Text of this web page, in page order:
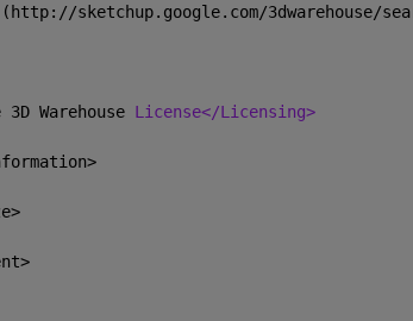
sketchup.google.com/3dwarehouse/
Warehouse License</Licensing>